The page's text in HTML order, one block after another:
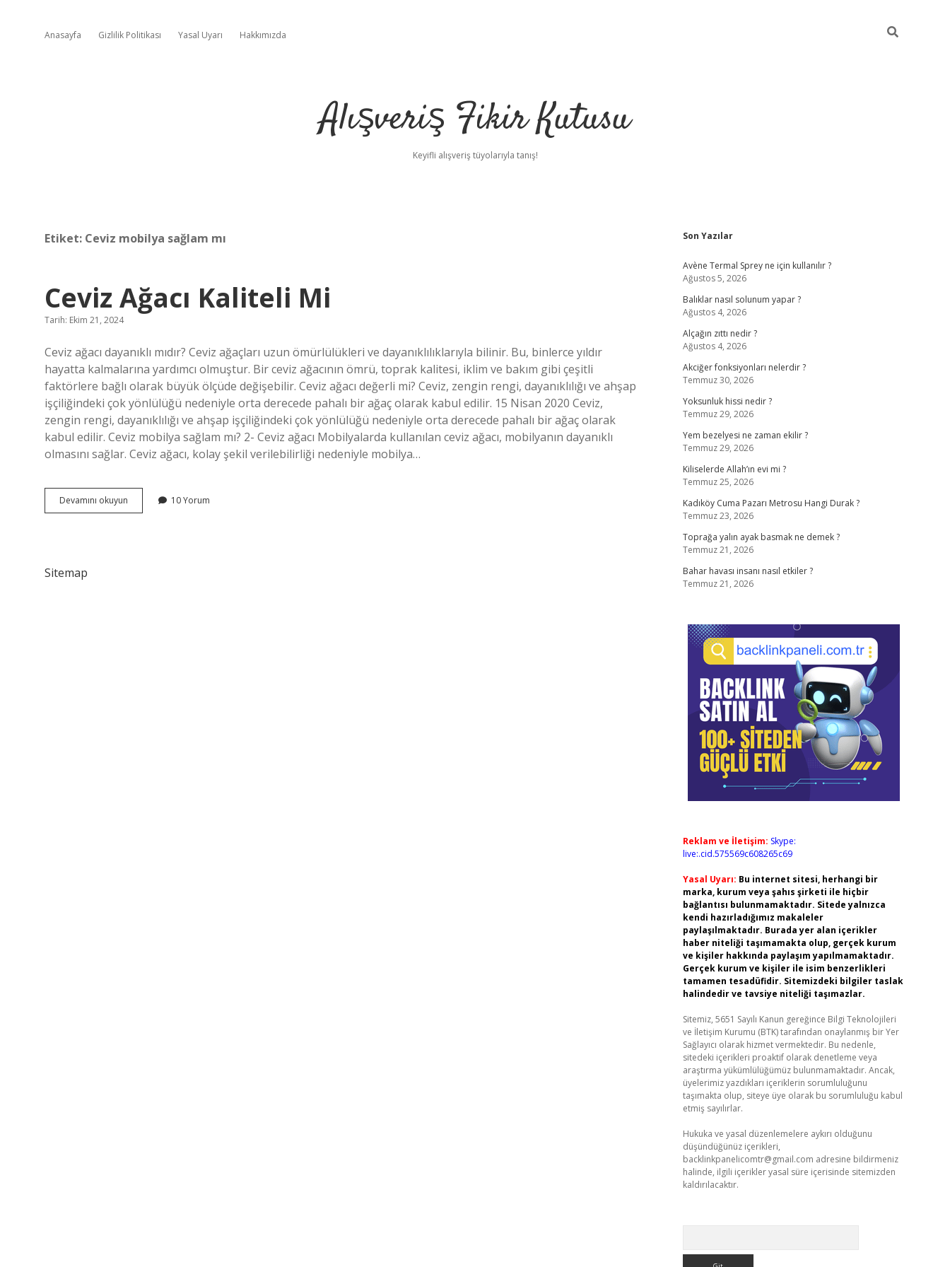
Anasayfa Gizlilik Politikası Yasal Uyarı Hakkımızda
Alışveriş Fikir Kutusu
Keyifli alışveriş tüyolarıyla tanış!
Etiket: Ceviz mobilya sağlam mı
Ceviz Ağacı Kaliteli Mi
Tarih: Ekim 21, 2024
Ceviz ağacı dayanıklı mıdır? Ceviz ağaçları uzun ömürlülükleri ve dayanıklılıklarıyla bilinir. Bu, binlerce yıldır
hayatta kalmalarına yardımcı olmuştur. Bir ceviz ağacının ömrü, toprak kalitesi, iklim ve bakım gibi çeşitli
faktörlere bağlı olarak büyük ölçüde değişebilir. Ceviz ağacı değerli mi? Ceviz, zengin rengi, dayanıklılığı ve ahşap
işçiliğindeki çok yönlülüğü nedeniyle orta derecede pahalı bir ağaç olarak kabul edilir. 15 Nisan 2020 Ceviz,
zengin rengi, dayanıklılığı ve ahşap işçiliğindeki çok yönlülüğü nedeniyle orta derecede pahalı bir ağaç olarak
kabul edilir. Ceviz mobilya sağlam mı? 2- Ceviz ağacı Mobilyalarda kullanılan ceviz ağacı, mobilyanın dayanıklı
olmasını sağlar. Ceviz ağacı, kolay şekil verilebilirliği nedeniyle mobilya…
Devamını okuyun
Ağacı
10 Yorum
Sitemap
Sidebar
Son Yazılar
Avène Termal Sprey ne için kullanılır ?
Ağustos 5, 2026
Balıklar nasıl solunum yapar ?
Ağustos 4, 2026
Alçağın zıttı nedir ?
Ağustos 4, 2026
Akciğer fonksiyonları nelerdir ?
Temmuz 30, 2026
Yoksunluk hissi nedir ?
Temmuz 29, 2026
Yem bezelyesi ne zaman ekilir ?
Temmuz 29, 2026
Kiliselerde Allah’ın evi mi ?
Temmuz 25, 2026
Kadıköy Cuma Pazarı Metrosu Hangi Durak ?
Temmuz 23, 2026
Toprağa yalın ayak basmak ne demek ?
Temmuz 21, 2026
Bahar havası insanı nasıl etkiler ?
Temmuz 21, 2026
Reklam ve İletişim: Skype:
live:.cid.575569c608265c69
Yasal Uyarı: Bu internet sitesi, herhangi bir
marka, kurum veya şahıs şirketi ile hiçbir
bağlantısı bulunmamaktadır. Sitede yalnızca
kendi hazırladığımız makaleler
paylaşılmaktadır. Burada yer alan içerikler
haber niteliği taşımamakta olup, gerçek kurum
ve kişiler hakkında paylaşım yapılmamaktadır.
Gerçek kurum ve kişiler ile isim benzerlikleri
tamamen tesadüfidir. Sitemizdeki bilgiler taslak
halindedir ve tavsiye niteliği taşımazlar.
Sitemiz, 5651 Sayılı Kanun gereğince Bilgi Teknolojileri
ve İletişim Kurumu (BTK) tarafından onaylanmış bir Yer
Sağlayıcı olarak hizmet vermektedir. Bu nedenle,
sitedeki içerikleri proaktif olarak denetleme veya
araştırma yükümlülüğümüz bulunmamaktadır. Ancak,
üyelerimiz yazdıkları içeriklerin sorumluluğunu
taşımakta olup, siteye üye olarak bu sorumluluğu kabul
etmiş sayılırlar.
Hukuka ve yasal düzenlemelere aykırı olduğunu
düşündüğünüz içerikleri,
backlinkpanelicomtr@gmail.com adresine bildirmeniz
halinde, ilgili içerikler yasal süre içerisinde sitemizden
kaldırılacaktır.